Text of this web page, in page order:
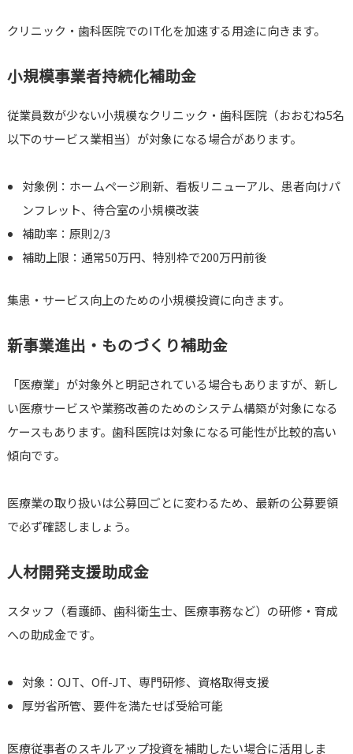
クリニック・歯科医院でのIT化を加速する用途に向きます。
小規模事業者持続化補助金
従業員数が少ない小規模なクリニック・歯科医院（おおむね5名
以下のサービス業相当）が対象になる場合があります。
対象例：ホームページ刷新、看板リニューアル、患者向けパ
ンフレット、待合室の小規模改装
補助率：原則2/3
補助上限：通常50万円、特別枠で200万円前後
集患・サービス向上のための小規模投資に向きます。
新事業進出・ものづくり補助金
「医療業」が対象外と明記されている場合もありますが、新し
い医療サービスや業務改善のためのシステム構築が対象になる
ケースもあります。歯科医院は対象になる可能性が比較的高い
傾向です。
医療業の取り扱いは公募回ごとに変わるため、最新の公募要領
で必ず確認しましょう。
人材開発支援助成金
スタッフ（看護師、歯科衛生士、医療事務など）の研修・育成
への助成金です。
対象：OJT、Off-JT、専門研修、資格取得支援
厚労省所管、要件を満たせば受給可能
医療従事者のスキルアップ投資を補助したい場合に活用しま